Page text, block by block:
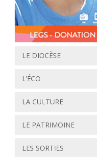
LE DIOCÈSE
L’ÉCO
LA CULTURE
LE PATRIMOINE
LES SORTIES